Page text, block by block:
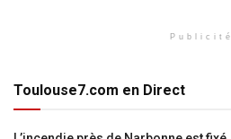
Publicité
Toulouse7.com en Direct